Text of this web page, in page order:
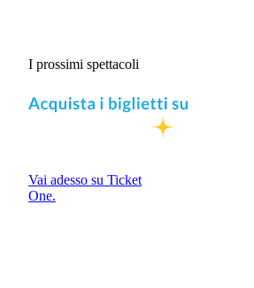
I prossimi spettacoli
Vai adesso su Ticket
One.